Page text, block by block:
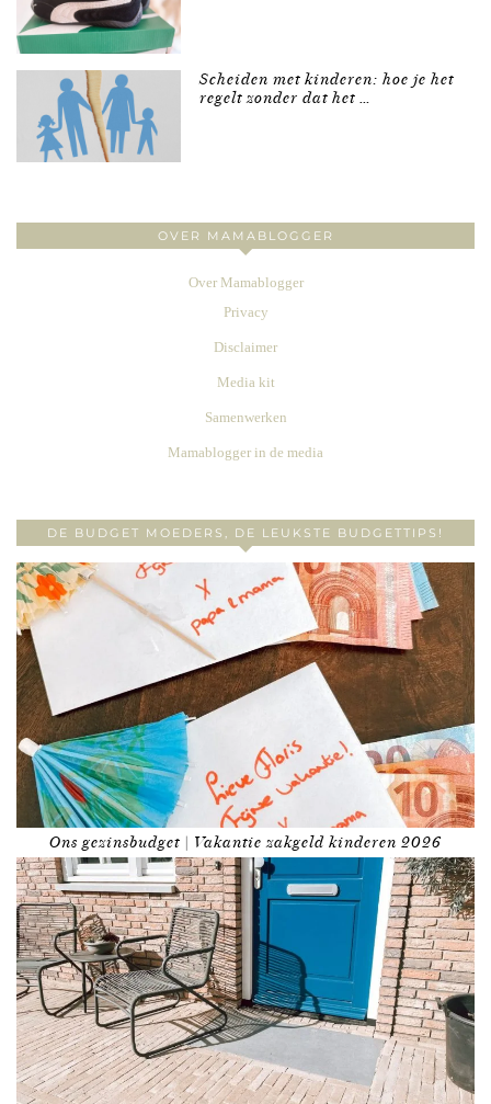
Scheiden met kinderen: hoe je het
regelt zonder dat het …
OVER MAMABLOGGER
Over Mamablogger
Privacy
Disclaimer
Media kit
Samenwerken
Mamablogger in de media
DE BUDGET MOEDERS, DE LEUKSTE BUDGETTIPS!
Ons gezinsbudget | Vakantie zakgeld kinderen 2026